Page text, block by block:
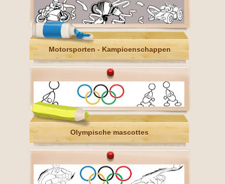
Motorsporten - Kampioenschappen
Olympische mascottes